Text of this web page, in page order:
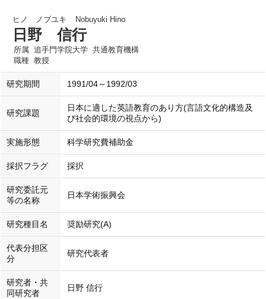
ヒノ ノブユキ Nobuyuki Hino
日野 信行
所属 追手門学院大学 共通教育機構
職種 教授
研究期間 1991/04～1992/03
研究課題
日本に適した英語教育のあり方(言語文化的構造及
び社会的環境の視点から)
実施形態 科学研究費補助金
採択フラグ 採択
研究委託元
等の名称
日本学術振興会
研究種目名 奨励研究(A)
代表分担区
分
研究代表者
研究者・共
同研究者
日野 信行